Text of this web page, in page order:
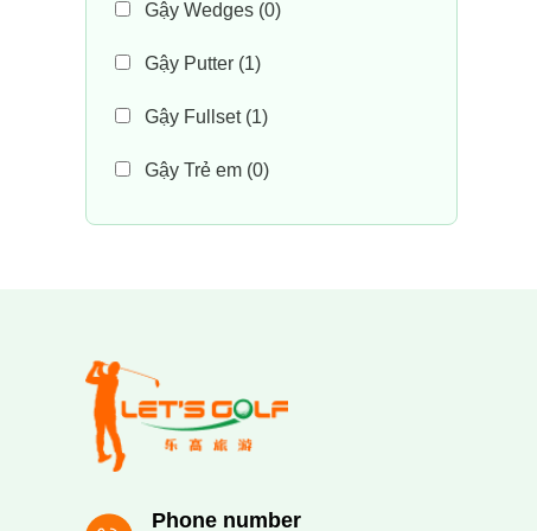
Gậy Wedges (0)
Gậy Putter (1)
Gậy Fullset(1)
Gậy Trẻ em (0)
Phone number